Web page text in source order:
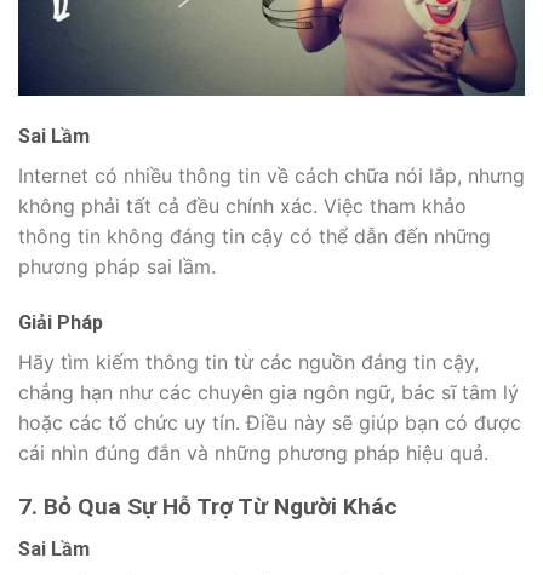
Sai Lầm
Internet có nhiều thông tin về cách chữa nói lắp, nhưng
không phải tất cả đều chính xác. Việc tham khảo
thông tin không đáng tin cậy có thể dẫn đến những
phương pháp sai lầm.
Giải Pháp
Hãy tìm kiếm thông tin từ các nguồn đáng tin cậy,
chẳng hạn như các chuyên gia ngôn ngữ, bác sĩ tâm lý
hoặc các tổ chức uy tín. Điều này sẽ giúp bạn có được
cái nhìn đúng đắn và những phương pháp hiệu quả.
7. Bỏ Qua Sự Hỗ Trợ Từ Người Khác
Sai Lầm